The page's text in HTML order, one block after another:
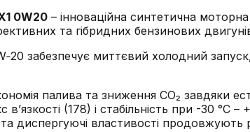
0W20 – інноваційна синтетична
та гібридних бензинових
забезпечує миттєвий холодний
палива та зниження CO₂ завдяки
в’язкості (178) і стабільність при -30 °C –
та диспергуючі властивості продовжують